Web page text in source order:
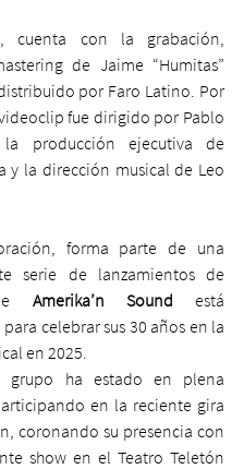
cuenta con la grabación,
de Jaime “Humitas”
por Faro Latino. Por
fue dirigido por Pablo
producción ejecutiva de
y la dirección musical de Leo
forma parte de una
serie de lanzamientos de
Amerika’n Sound está
celebrar sus 30 años en la
en 2025.
grupo ha estado en plena
en la reciente gira
coronando su presencia con
show en el Teatro Teletón